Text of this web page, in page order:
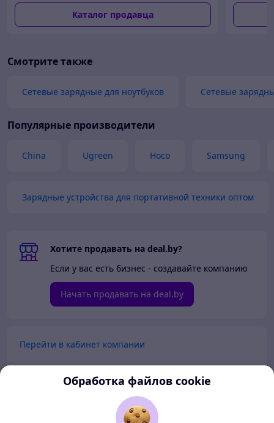
Каталог продавца
Station
Смотрите также
Сетевые зарядные для ноутбуков Сетевые
Популярные производители
China Ugreen Hoco Samsung
Зарядные устройства для портативной техники оптом
Хотите продавать на deal.by?
Если у вас есть бизнес - создавайте компанию
Начать продавать на deal.by
Перейти в кабинет компании
Перейти в личный кабинет
Обработка файлов cookie